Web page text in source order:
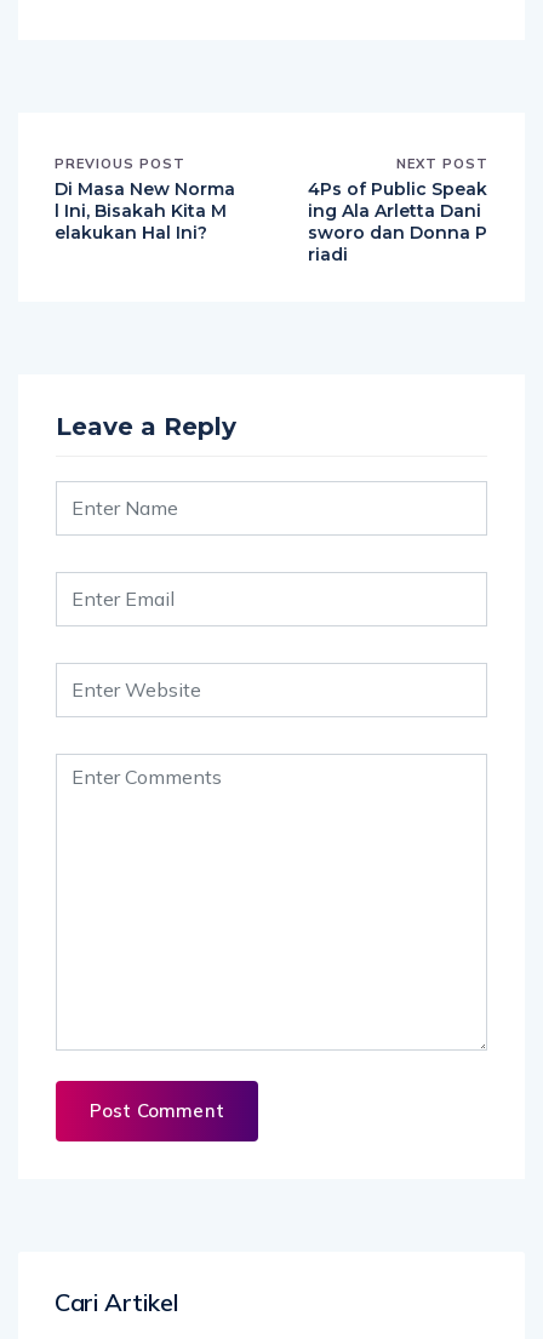
PREVIOUS POST
Di Masa New Norma
l Ini, Bisakah Kita M
elakukan Hal Ini?
NEXT POST
4Ps of Public Speak
ing Ala Arletta Dani
sworo dan Donna P
riadi
Leave a Reply
Cari Artikel